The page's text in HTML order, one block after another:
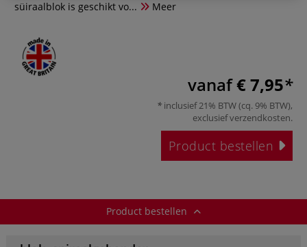
süiraalblok is geschikt vo...
Meer
vanaf€ 7,95
inclusief 21% BTW (cq. 9% BTW),
exclusiefverzendkosten.
Product bestellen
Product bestellen